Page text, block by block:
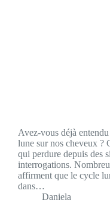
Avez-vous déjà
lune sur nos cheveux ?
qui perdure depuis des
interrogations.
affirment que le cycle
dans…
Daniela